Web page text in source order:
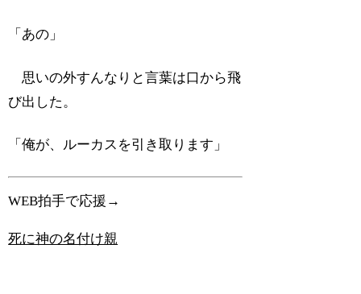
「あの」
思いの外すんなりと言葉は口から飛
び出した。
「俺が、ルーカスを引き取ります」
WEB拍手で応援→
死に神の名付け親